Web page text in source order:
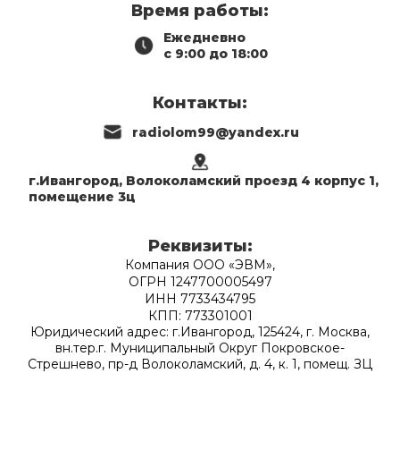
Время работы:
Ежедневно
с 9:00 до 18:00
Контакты:
radiolom99@yandex.ru
г.Ивангород, Волоколамский проезд 4 корпус 1,
помещение 3ц
Реквизиты:
Компания ООО «ЭВМ»,
ОГРН 1247700005497
ИНН 7733434795
КПП: 773301001
Юридический адрес: г.Ивангород, 125424, г. Москва,
вн.тер.г. Муниципальный Округ Покровское-
Стрешнево, пр-д Волоколамский, д. 4, к. 1, помещ. ЗЦ